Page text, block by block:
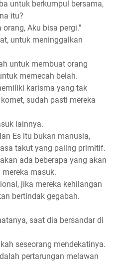
untuk berkumpul bersama,
itu?
Aku bisa pergi."
untuk meninggalkan
untuk membuat orang
memecah belah.
karisma yang tak
sudah pasti mereka
lainnya.
Es itu bukan manusia,
takut yang paling primitif.
ada beberapa yang akan
masuk.
jika mereka kehilangan
bertindak gegabah.
saat dia bersandar di
seseorang mendekatinya.
pertarungan melawan